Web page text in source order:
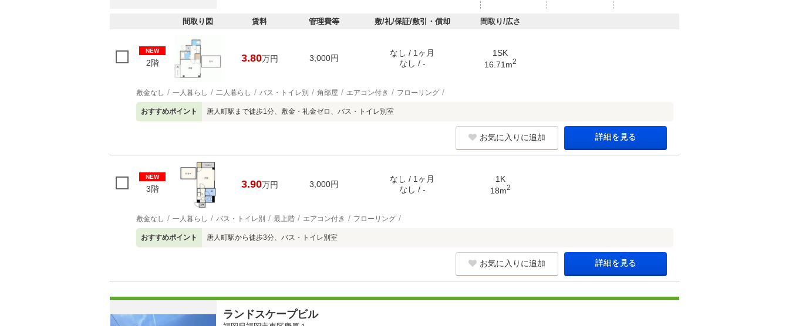
間取り図 賃料 管理費等 敷/礼/保証/敷引・償却 間取り/広さ
NEW
2階 3.80万円 3,000円
なし / 1ヶ月
なし / -
1SK
16.71m2
敷金なし 一人暮らし 二人暮らし バス・トイレ別 角部屋 エアコン付き フローリング
おすすめポイント 唐人町駅まで徒歩1分、敷金・礼金ゼロ、バス・トイレ別室
お気に入りに追加 詳細を見る
NEW
3階 3.90万円 3,000円
なし / 1ヶ月
なし / -
1K
18m2
敷金なし 一人暮らし バス・トイレ別 最上階 エアコン付き フローリング
おすすめポイント 唐人町駅から徒歩3分、バス・トイレ別室
お気に入りに追加 詳細を見る
ランドスケープビル